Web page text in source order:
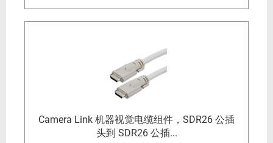
Camera Link 机器视觉电缆组件，SDR26 公插
头到 SDR26 公插...